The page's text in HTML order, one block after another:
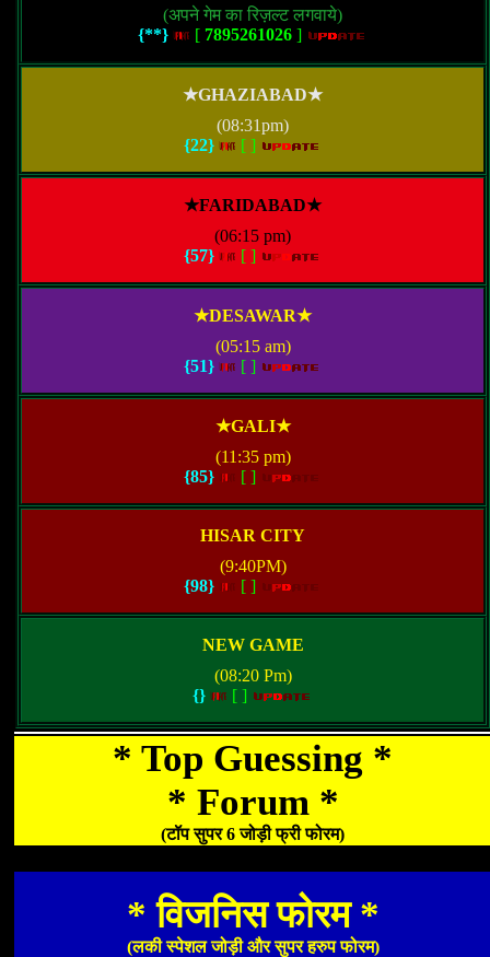
(अपने गेम का रिज़ल्ट लगवाये)
{**}
[ 7895261026]
★GHAZIABAD★
(08:31pm)
{22}
[ ]
★FARIDABAD★
(06:15 pm)
{57}
[ ]
★DESAWAR★
(05:15 am)
{51}
[ ]
★GALI★
(11:35 pm)
{85}
[ ]
HISAR CITY
(9:40PM)
{98}
[ ]
NEW GAME
(08:20 Pm)
{}
[ ]
* Top Guessing *
* Forum *
(टॉप सुपर 6 जोड़ी फ्री फोरम)
* विजनिस फोरम *
(लकी स्पेशल जोड़ी और सुपर हरुप फोरम)